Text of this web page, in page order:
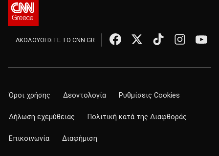
ΑΚΟΛΟΥΘΗΣΤΕ ΤΟ CNN.GR
Όροι χρήσης Δεοντολογία Ρυθμίσεις Cookies
Δήλωση εχεμύθειας Πολιτική κατά της Διαφθοράς
Επικοινωνία Διαφήμιση